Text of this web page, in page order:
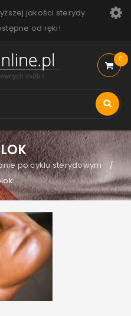
jakości sterydy
od ręki!
0
po cyklu sterydowym /